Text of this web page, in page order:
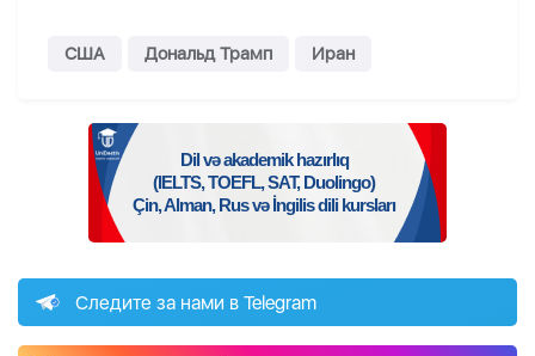
США Дональд Трамп Иран
Следите за нами в Telegram